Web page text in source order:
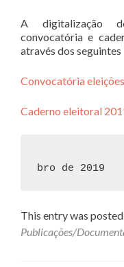
A digitalização
convocatória e
através dos seguintes
Convocatória
Caderno eleitoral
bro de 2019
This entry was
Publicações/